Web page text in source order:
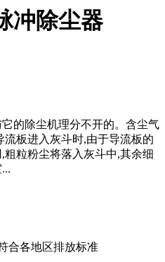
冲除尘器
的除尘机理分不开的。含尘气
板进入灰斗时,由于导流板的
粒粉尘将落入灰斗中,其余细
合各地区排放标准